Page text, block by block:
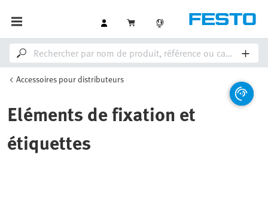
Accessoires pour distributeurs
Eléments de fixation et
étiquettes